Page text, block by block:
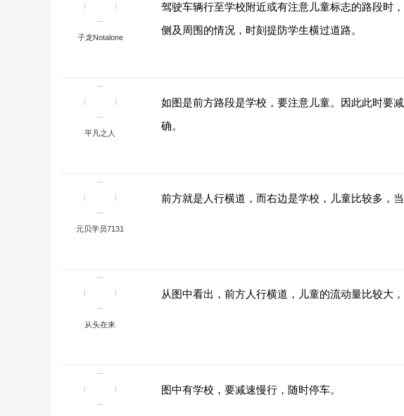
子龙Notalone
驾驶车辆行至学校附近或有注意儿童标志的路段时
侧及周围的情况，时刻提防学生横过道路。
平凡之人
如图是前方路段是学校，要注意儿童。因此此时要
确。
元贝学员7131
前方就是人行横道，而右边是学校，儿童比较多，
从头在来
从图中看出，前方人行横道，儿童的流动量比较大
图中有学校，要减速慢行，随时停车。